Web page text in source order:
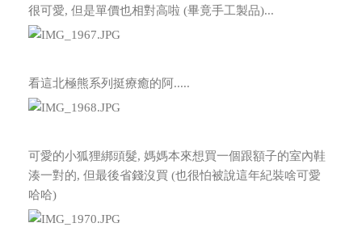
很可愛, 但是單價也相對高啦 (畢竟手工製品)...
看這北極熊系列挺療癒的阿.....
可愛的小狐狸綁頭髮, 媽媽本來想買一個跟額子的室內鞋
湊一對的, 但最後省錢沒買 (也很怕被說這年紀裝啥可愛
哈哈)